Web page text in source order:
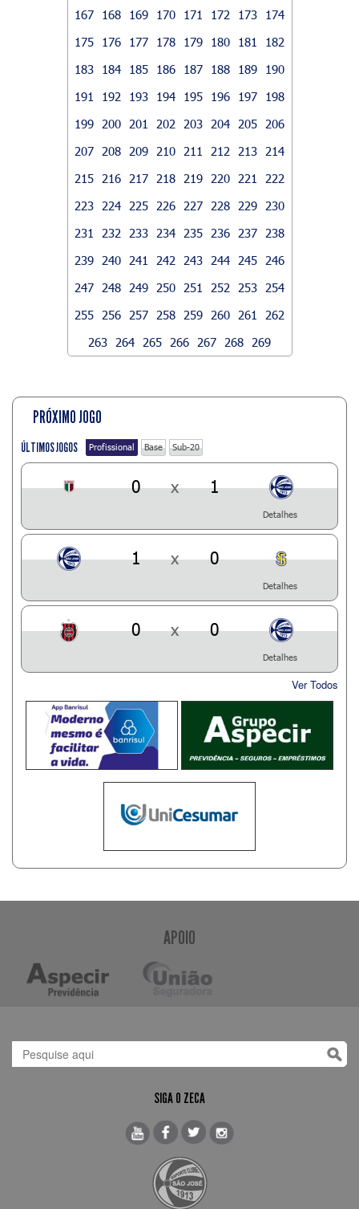
167
168 169 170 171 172 173
174
175
176 177 178 179 180 181
182
183
184 185 186 187 188 189
190
191
192 193 194 195 196 197
198
199
200 201 202 203 204 205
206
207
208 209 210 211 212 213
214
215
216 217 218 219 220 221
222
223
224 225 226 227 228 229
230
231
232 233 234 235 236 237
238
239
240 241 242 243 244 245
246
247
248 249 250 251 252 253
254
255
256 257 258 259 260 261
262
263
264 265 266 267 268 269
PRÓXIMO JOGO
ÚLTIMOS JOGOS Profissional Base Sub-20
0 x 1
Detalhes
1 x 0
Detalhes
0 x 0
Detalhes
Ver Todos
APOIO
SIGA O ZECA